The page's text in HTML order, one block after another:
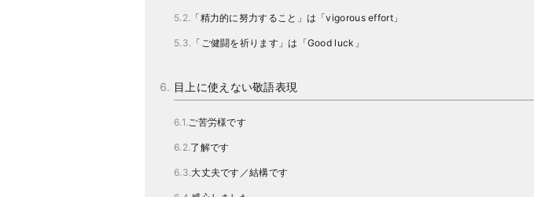
「精力的に努力すること」は「vigorous effort」
「ご健闘を祈ります」は「Good luck」
目上に使えない敬語表現
ご苦労様です
了解です
大丈夫です／結構です